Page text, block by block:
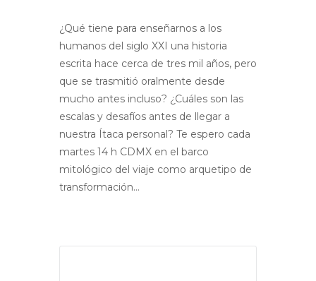
¿Qué tiene para enseñarnos a los
humanos del siglo XXI una historia
escrita hace cerca de tres mil años, pero
que se trasmitió oralmente desde
mucho antes incluso? ¿Cuáles son las
escalas y desafíos antes de llegar a
nuestra Ítaca personal? Te espero cada
martes 14 h CDMX en el barco
mitológico del viaje como arquetipo de
transformación…